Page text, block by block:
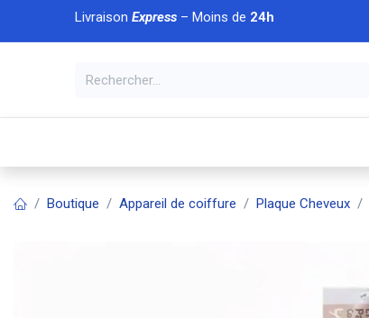
Se rendre au contenu
Livraison Express– Moins de 24h
À DÉCOUVRIR
Boutique Appareil de coiffure Plaque Cheveux